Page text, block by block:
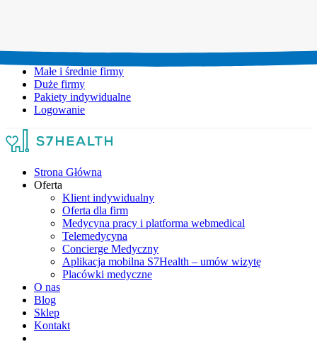
Małe i średnie firmy
Duże firmy
Pakiety indywidualne
Logowanie
Strona Główna
Oferta
Klient indywidualny
Oferta dla firm
Medycyna pracy i platforma webmedical
Telemedycyna
Concierge Medyczny
Aplikacja mobilna S7Health – umów wizytę
Placówki medyczne
O nas
Blog
Sklep
Kontakt